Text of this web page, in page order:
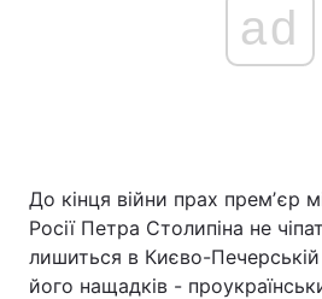
ad
До кінця війни прах премʼєр
Росії Петра Столипіна не
лишиться в Києво-
його нащадків -